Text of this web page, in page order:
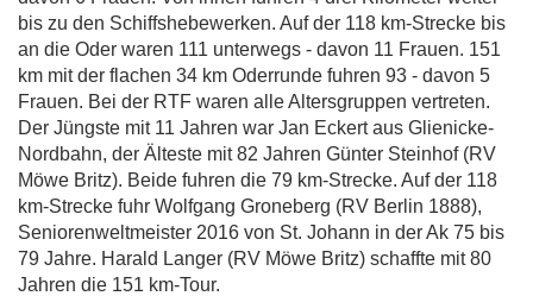
bis zu den Schiffshebewerken. Auf der 118 km-Strecke bis
an die Oder waren 111 unterwegs - davon 11 Frauen. 151
km mit der flachen 34 km Oderrunde fuhren 93 - davon 5
Frauen. Bei der RTF waren alle Altersgruppen vertreten.
Der Jüngste mit 11 Jahren war Jan Eckert aus Glienicke-
Nordbahn, der Älteste mit 82 Jahren Günter Steinhof (RV
Möwe Britz). Beide fuhren die 79 km-Strecke. Auf der 118
km-Strecke fuhr Wolfgang Groneberg (RV Berlin 1888),
Seniorenweltmeister 2016 von St. Johann in der Ak 75 bis
79 Jahre. Harald Langer (RV Möwe Britz) schaffte mit 80
Jahren die 151 km-Tour.